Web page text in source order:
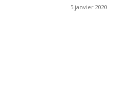
5 janvier 2020